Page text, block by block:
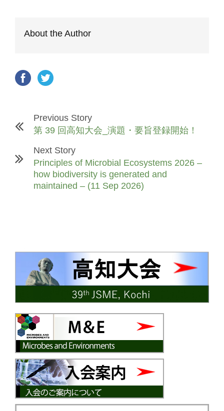
About the Author
Previous Story
第 39 回高知大会_演題・要旨登録開始！
Next Story
Principles of Microbial Ecosystems 2026 –
how biodiversity is generated and
maintained – (11 Sep 2026)